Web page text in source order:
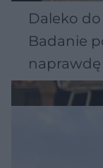
Daleko
Badanie